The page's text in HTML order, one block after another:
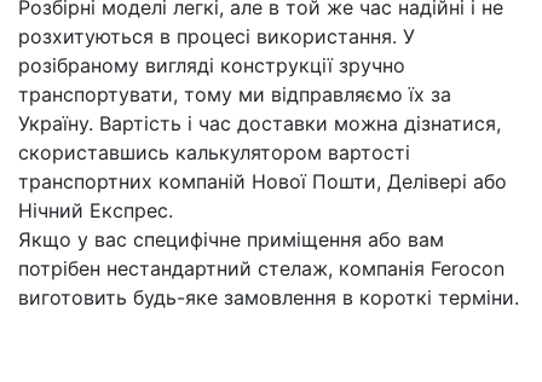
Розбірні моделі легкі, але в той же час надійні і не
розхитуються в процесі використання. У
розібраному вигляді конструкції зручно
транспортувати, тому ми відправляємо їх за
Україну. Вартість і час доставки можна дізнатися,
скориставшись калькулятором вартості
транспортних компаній Нової Пошти, Делівері або
Нічний Експрес.
Якщо у вас специфічне приміщення або вам
потрібен нестандартний стелаж, компанія Ferocon
виготовить будь-яке замовлення в короткі терміни.